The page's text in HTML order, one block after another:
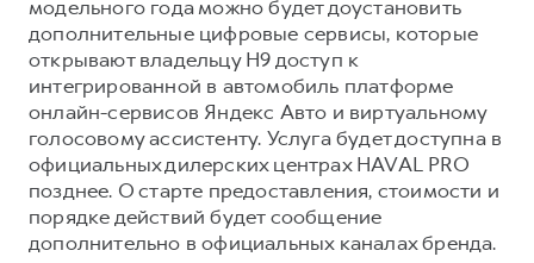
модельного года можно будет доустановить
дополнительные цифровые сервисы, которые
открывают владельцу Н9 доступ к
интегрированной в автомобиль платформе
онлайн-сервисов Яндекс Авто и виртуальному
голосовому ассистенту. Услуга будет доступна в
официальных дилерских центрах HAVAL PRO
позднее. О старте предоставления, стоимости и
порядке действий будет сообщение
дополнительно в официальных каналах бренда.